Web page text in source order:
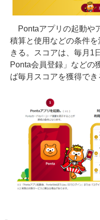
Pontaアプリの起動や
積算と使用などの条件
きる。スコアは、毎月1
Ponta会員登録」などの
ば毎月スコアを獲得でき